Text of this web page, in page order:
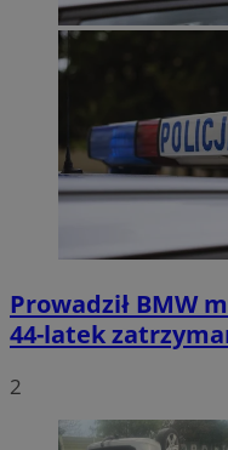
Prowadził BMW
44-latek
2